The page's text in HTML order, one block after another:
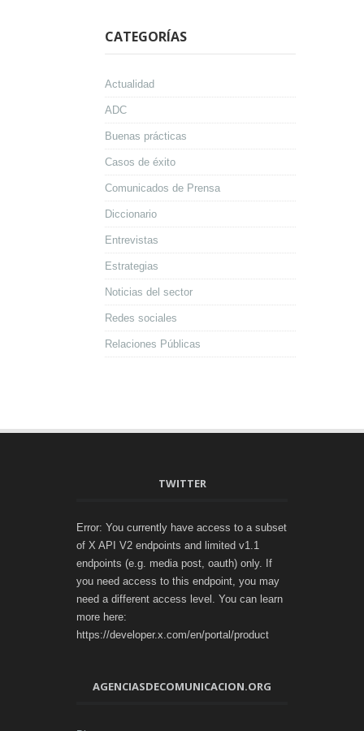
CATEGORÍAS
Actualidad
ADC
Buenas prácticas
Casos de éxito
Comunicados de Prensa
Diccionario
Entrevistas
Estrategias
Noticias del sector
Redes sociales
Relaciones Públicas
TWITTER
Error: You currently have access to a subset
of X API V2 endpoints and limited v1.1
endpoints (e.g. media post, oauth) only. If
you need access to this endpoint, you may
need a different access level. You can learn
more here:
https://developer.x.com/en/portal/product
AGENCIASDECOMUNICACION.ORG